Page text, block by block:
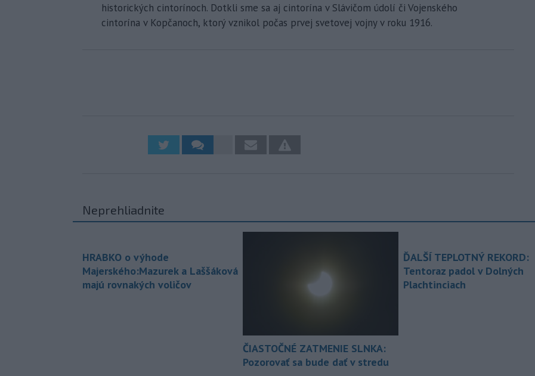
historických cintorínoch. Dotkli sme sa aj cintorína v Slávičom údolí či Vojenského
cintorína v Kopčanoch, ktorý vznikol počas prvej svetovej vojny v roku 1916.
Neprehliadnite
HRABKO o výhode
Majerského:Mazurek a Laššáková
majú rovnakých voličov
ČIASTOČNÉ ZATMENIE SLNKA:
Pozorovať sa bude dať v stredu
ĎALŠÍ TEPLOTNÝ REKORD:
Tentoraz padol v Dolných
Plachtinciach